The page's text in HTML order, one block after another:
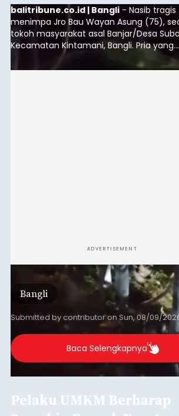
balitribune.co.id | Bangli - Nasib tragis
menimpa Jro Bau Wayan Asung (75),
tokoh masyarakat asal Banjar/Desa
Kecamatan Kintamani, Bangli. Pria yang
menjabat dalam struktur kepemimpinan
Ulu Apadtersebut ditemukan
ADVERTISEMENT
Bangli
Submitted bycontributoron Sun, 08/09/
Baca Selengkapnya
Pelaku UMKM Berharap